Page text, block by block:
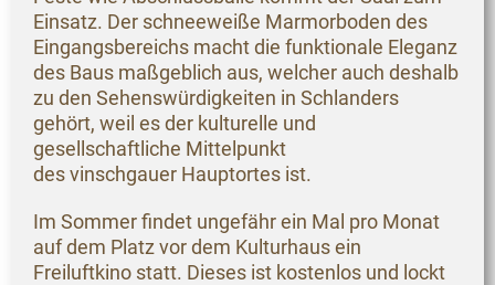
Einsatz. Der schneeweiße Marmorboden des
Eingangsbereichs macht die funktionale Eleganz
des Baus maßgeblich aus, welcher auch deshalb
zu den Sehenswürdigkeiten in Schlanders
gehört, weil es der kulturelle und
gesellschaftliche Mittelpunkt
des vinschgauer Hauptortes ist.
Im Sommer findet ungefähr ein Mal pro Monat
auf dem Platz vor dem Kulturhaus ein
Freiluftkino statt. Dieses ist kostenlos und lockt